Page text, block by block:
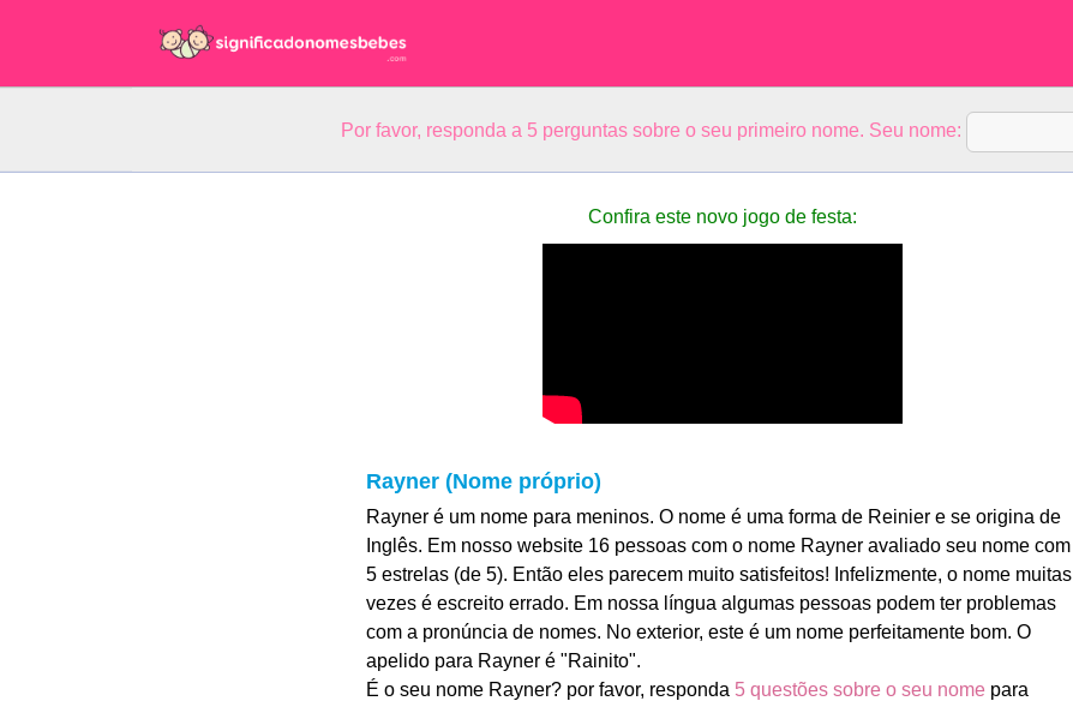
Por favor, responda a 5 perguntas sobre o seu primeiro nome. Seu nome:
Confira este novo jogo de festa:
Rayner (Nome próprio)
Rayner é um nome para meninos. O nome é uma forma de Reinier e se origina de
Inglês. Em nosso website 16 pessoas com o nome Rayner avaliado seu nome com
5 estrelas (de 5). Então eles parecem muito satisfeitos! Infelizmente, o nome muitas
vezes é escreito errado. Em nossa língua algumas pessoas podem ter problemas
com a pronúncia de nomes. No exterior, este é um nome perfeitamente bom. O
apelido para Rayner é "Rainito".
É o seu nome Rayner? por favor, responda 5 questões sobre o seu nomepara